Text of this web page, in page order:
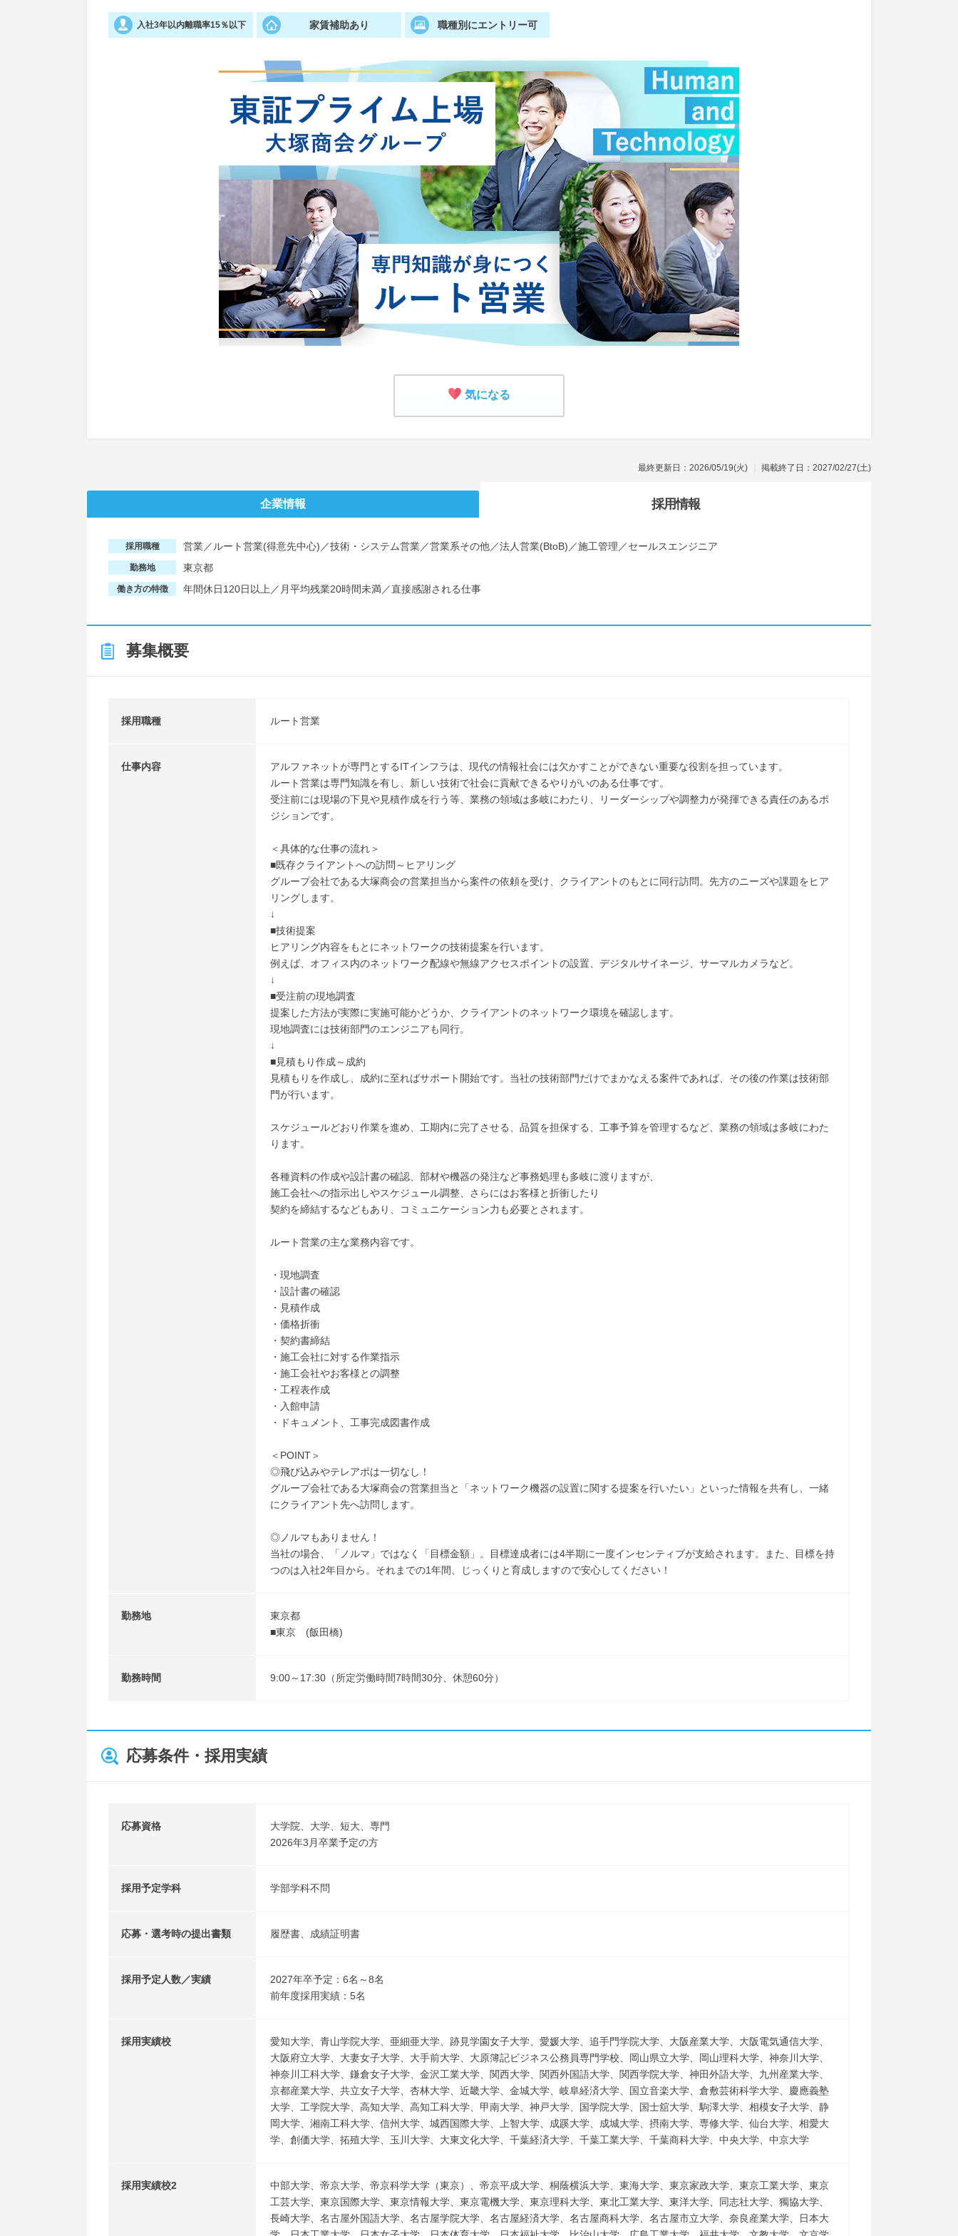
入社3年以内離職率15％以下 家賃補助あり 職種別にエントリー可
気になる
最終更新日：2026/05/19(火) 掲載終了日：2027/02/27(土)
企業情報 採用情報
採用職種 営業／ルート営業(得意先中心)／技術・システム営業／営業系その他／法人営業(BtoB)／施工管理／セールスエンジニア
勤務地 東京都
働き方の特徴 年間休日120日以上／月平均残業20時間未満／直接感謝される仕事
募集概要
採用職種 ルート営業
仕事内容
アルファネットが専門とするITインフラは、現代の情報社会には欠かすことができない重要な役割を担っています。
ルート営業は専門知識を有し、新しい技術で社会に貢献できるやりがいのある仕事です。
受注前には現場の下見や見積作成を行う等、業務の領域は多岐にわたり、リーダーシップや調整力が発揮できる責任のあるポ
ジションです。
＜具体的な仕事の流れ＞
■既存クライアントへの訪問～ヒアリング
グループ会社である大塚商会の営業担当から案件の依頼を受け、クライアントのもとに同行訪問。先方のニーズや課題をヒア
リングします。
↓
■技術提案
ヒアリング内容をもとにネットワークの技術提案を行います。
例えば、オフィス内のネットワーク配線や無線アクセスポイントの設置、デジタルサイネージ、サーマルカメラなど。
↓
■受注前の現地調査
提案した方法が実際に実施可能かどうか、クライアントのネットワーク環境を確認します。
現地調査には技術部門のエンジニアも同行。
↓
■見積もり作成～成約
見積もりを作成し、成約に至ればサポート開始です。当社の技術部門だけでまかなえる案件であれば、その後の作業は技術部
門が行います。
スケジュールどおり作業を進め、工期内に完了させる、品質を担保する、工事予算を管理するなど、業務の領域は多岐にわた
ります。
各種資料の作成や設計書の確認、部材や機器の発注など事務処理も多岐に渡りますが、
施工会社への指示出しやスケジュール調整、さらにはお客様と折衝したり
契約を締結するなどもあり、コミュニケーション力も必要とされます。
ルート営業の主な業務内容です。
・現地調査
・設計書の確認
・見積作成
・価格折衝
・契約書締結
・施工会社に対する作業指示
・施工会社やお客様との調整
・工程表作成
・入館申請
・ドキュメント、工事完成図書作成
＜POINT＞
◎飛び込みやテレアポは一切なし！
グループ会社である大塚商会の営業担当と「ネットワーク機器の設置に関する提案を行いたい」といった情報を共有し、一緒
にクライアント先へ訪問します。
◎ノルマもありません！
当社の場合、「ノルマ」ではなく「目標金額」。目標達成者には4半期に一度インセンティブが支給されます。また、目標を持
つのは入社2年目から。それまでの1年間、じっくりと育成しますので安心してください！
勤務地
東京都
■東京 (飯田橋)
勤務時間 9:00～17:30（所定労働時間7時間30分、休憩60分）
応募条件・採用実績
応募資格
大学院、大学、短大、専門
2026年3月卒業予定の方
採用予定学科 学部学科不問
応募・選考時の提出書類 履歴書、成績証明書
採用予定人数／実績
2027年卒予定：6名～8名
前年度採用実績：5名
採用実績校
愛知大学、青山学院大学、亜細亜大学、跡見学園女子大学、愛媛大学、追手門学院大学、大阪産業大学、大阪電気通信大学、
大阪府立大学、大妻女子大学、大手前大学、大原簿記ビジネス公務員専門学校、岡山県立大学、岡山理科大学、神奈川大学、
神奈川工科大学、鎌倉女子大学、金沢工業大学、関西大学、関西外国語大学、関西学院大学、神田外語大学、九州産業大学、
京都産業大学、共立女子大学、杏林大学、近畿大学、金城大学、岐阜経済大学、国立音楽大学、倉敷芸術科学大学、慶應義塾
大学、工学院大学、高知大学、高知工科大学、甲南大学、神戸大学、国学院大学、国士舘大学、駒澤大学、相模女子大学、静
岡大学、湘南工科大学、信州大学、城西国際大学、上智大学、成蹊大学、成城大学、摂南大学、専修大学、仙台大学、相愛大
学、創価大学、拓殖大学、玉川大学、大東文化大学、千葉経済大学、千葉工業大学、千葉商科大学、中央大学、中京大学
採用実績校2
中部大学、帝京大学、帝京科学大学（東京）、帝京平成大学、桐蔭横浜大学、東海大学、東京家政大学、東京工業大学、東京
工芸大学、東京国際大学、東京情報大学、東京電機大学、東京理科大学、東北工業大学、東洋大学、同志社大学、獨協大学、
長崎大学、名古屋外国語大学、名古屋学院大学、名古屋経済大学、名古屋商科大学、名古屋市立大学、奈良産業大学、日本大